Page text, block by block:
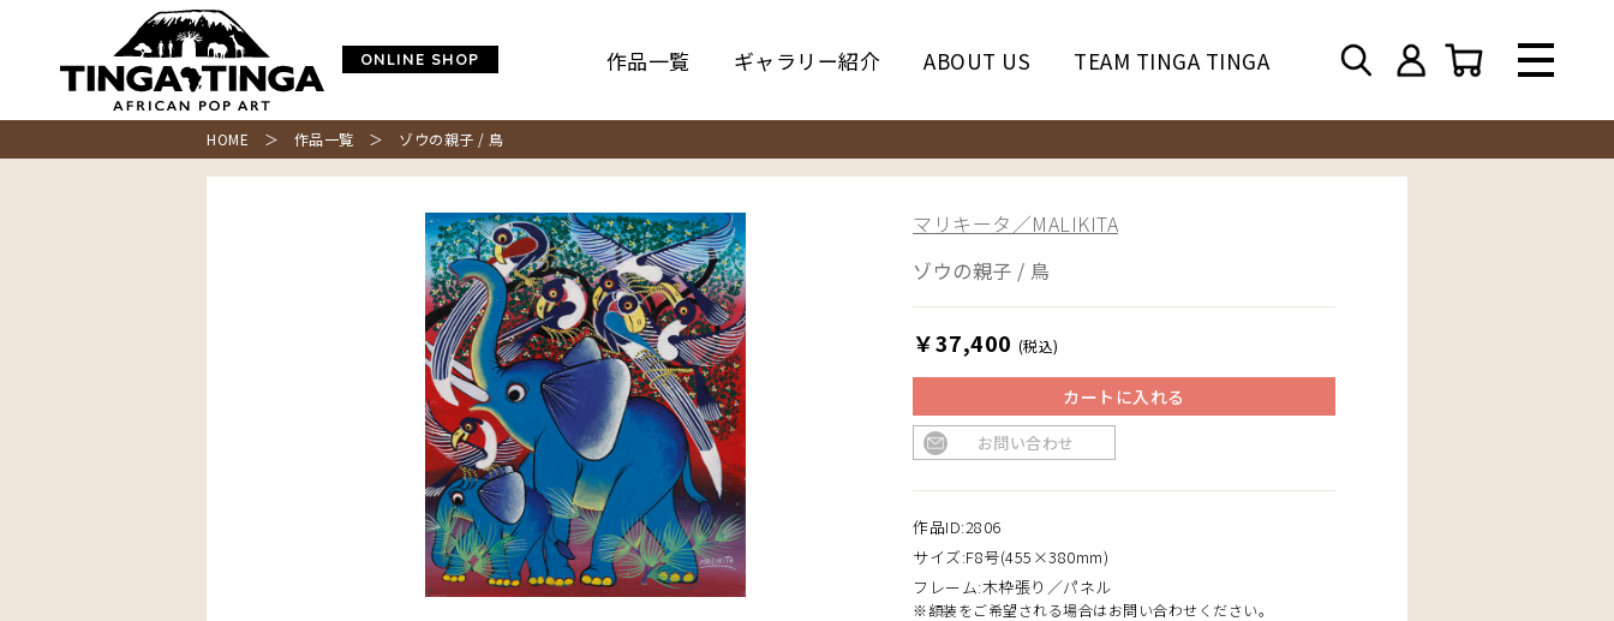
ONLINE SHOP 作品一覧 ギャラリー紹介 ABOUT US TEAM TINGA TINGA
HOME ＞ 作品一覧 ＞ ゾウの親子 / 鳥
マリキータ／MALIKITA
ゾウの親子 / 鳥
￥37,400 (税込)
カートに入れる
お問い合わせ
作品ID:2806
サイズ:F8号(455×380mm)
フレーム:木枠張り／パネル
※額装をご希望される場合はお問い合わせください。